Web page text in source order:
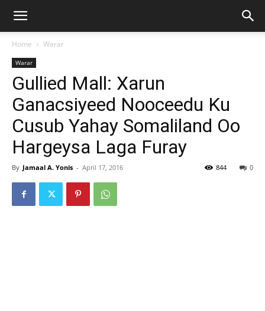
Home Warar
Warar
Gullied Mall: Xarun
Ganacsiyeed Nooceedu Ku
Cusub Yahay Somaliland Oo
Hargeysa Laga Furay
By Jamaal A. Yonis - April 17, 2016 0
844